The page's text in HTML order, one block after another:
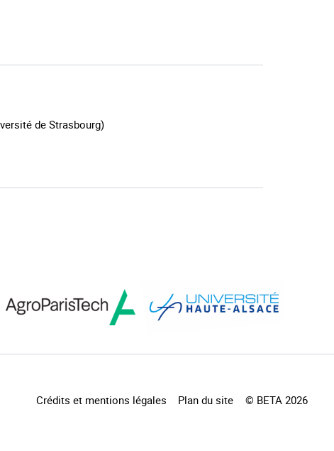
de Strasbourg)
Crédits et mentions légales Plan du site © BETA 2026